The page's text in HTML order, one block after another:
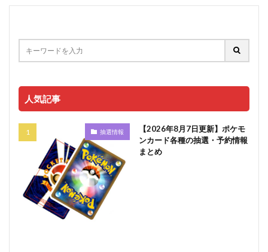
人気記事
抽選情報
【2026年8月7日更新】ポケモ
ンカード各種の抽選・予約情報
まとめ